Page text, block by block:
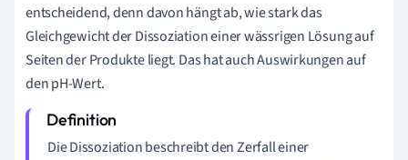
entscheidend, denn davon hängt ab, wie stark das
Gleichgewicht der Dissoziation einer wässrigen Lösung auf
Seiten der Produkte liegt. Das hat auch Auswirkungen auf
den pH-Wert.
Die Dissoziation beschreibt den Zerfall einer